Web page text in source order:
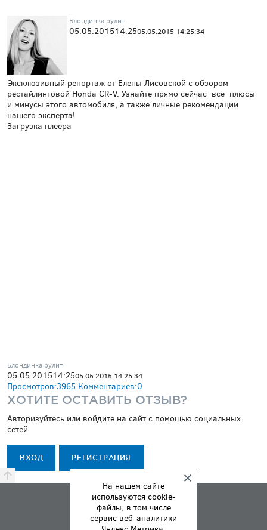
Блондинка рулит
05.05.201514:2505.05.2015 14:25:34
Эксклюзивный репортаж от Елены Лисовской с обзором
рестайлинговой Honda CR-V. Узнайте прямо сейчас все плюсы
и минусы этого автомобиля, а также личные рекомендации
нашего эксперта!
Загрузка плеера
Блондинка рулит
05.05.201514:2505.05.2015 14:25:34
Просмотров:3965 Комментариев:0
ХОТИТЕ ОСТАВИТЬ ОТЗЫВ?
Авторизуйтесь или войдите на сайт с помощью социальных
сетей
ВХОД РЕГИСТРАЦИЯ
ПРЕМИЯ
ПРАВИЛА
На нашем сайте
используются cookie-
файлы, в том числе
сервис веб-аналитики